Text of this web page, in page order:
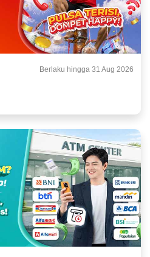
Berlaku hingga 31 Aug 2026